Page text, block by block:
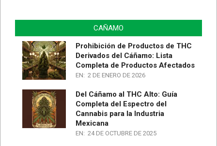
CAÑAMO
Prohibición de Productos de THC
Derivados del Cáñamo: Lista
Completa de Productos Afectados
EN: 2 DE ENERO DE 2026
Del Cáñamo al THC Alto: Guía
Completa del Espectro del
Cannabis para la Industria
Mexicana
EN: 24 DE OCTUBRE DE 2025